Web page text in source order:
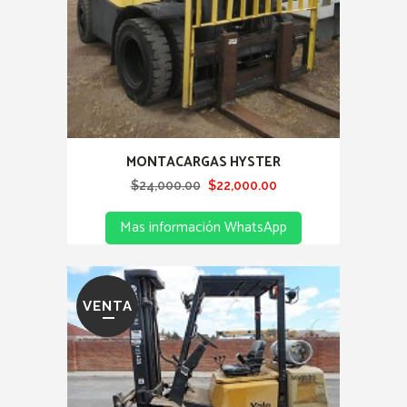
MONTACARGAS HYSTER
$24,000.00 Original
was:
$22,000.00Current
is:
Mas información WhatsApp
VENTA